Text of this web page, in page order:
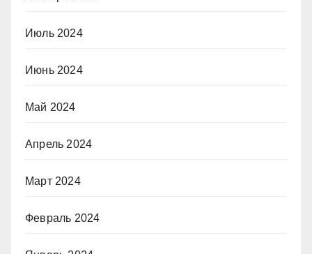
Июль 2024
Июнь 2024
Май 2024
Апрель 2024
Март 2024
Февраль 2024